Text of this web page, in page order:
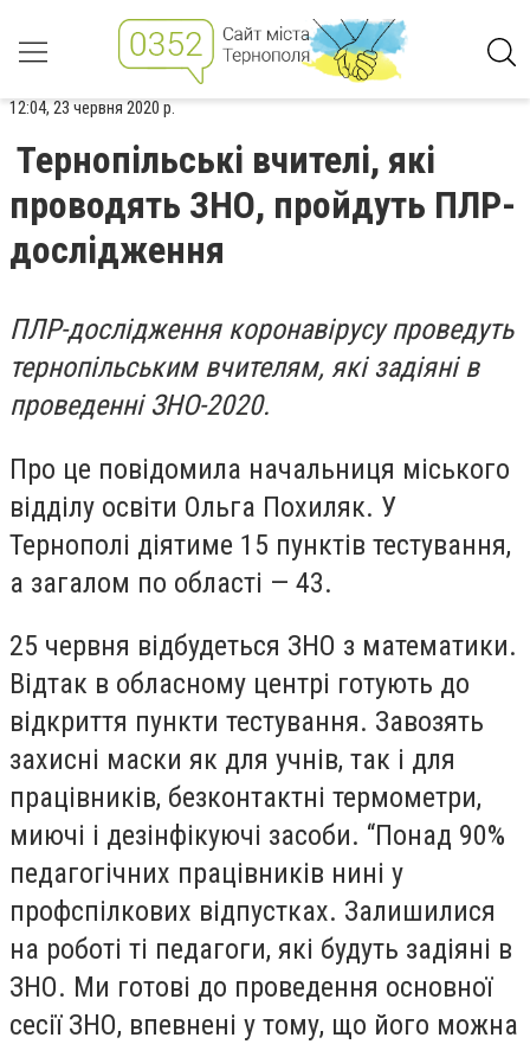
12:04, 23 червня 2020 р.
Тернопільські вчителі, які
проводять ЗНО, пройдуть ПЛР-
дослідження
ПЛР-дослідження коронавірусу проведуть
тернопільським вчителям, які задіяні в
проведенні ЗНО-2020.
Про це повідомила начальниця міського
відділу освіти Ольга Похиляк. У
Тернополі діятиме 15 пунктів тестування,
а загалом по області — 43.
25 червня відбудеться ЗНО з математики.
Відтак в обласному центрі готують до
відкриття пункти тестування. Завозять
захисні маски як для учнів, так і для
працівників, безконтактні термометри,
миючі і дезінфікуючі засоби. “Понад 90%
педагогічних працівників нині у
профспілкових відпустках. Залишилися
на роботі ті педагоги, які будуть задіяні в
ЗНО. Ми готові до проведення основної
сесії ЗНО, впевнені у тому, що його можна